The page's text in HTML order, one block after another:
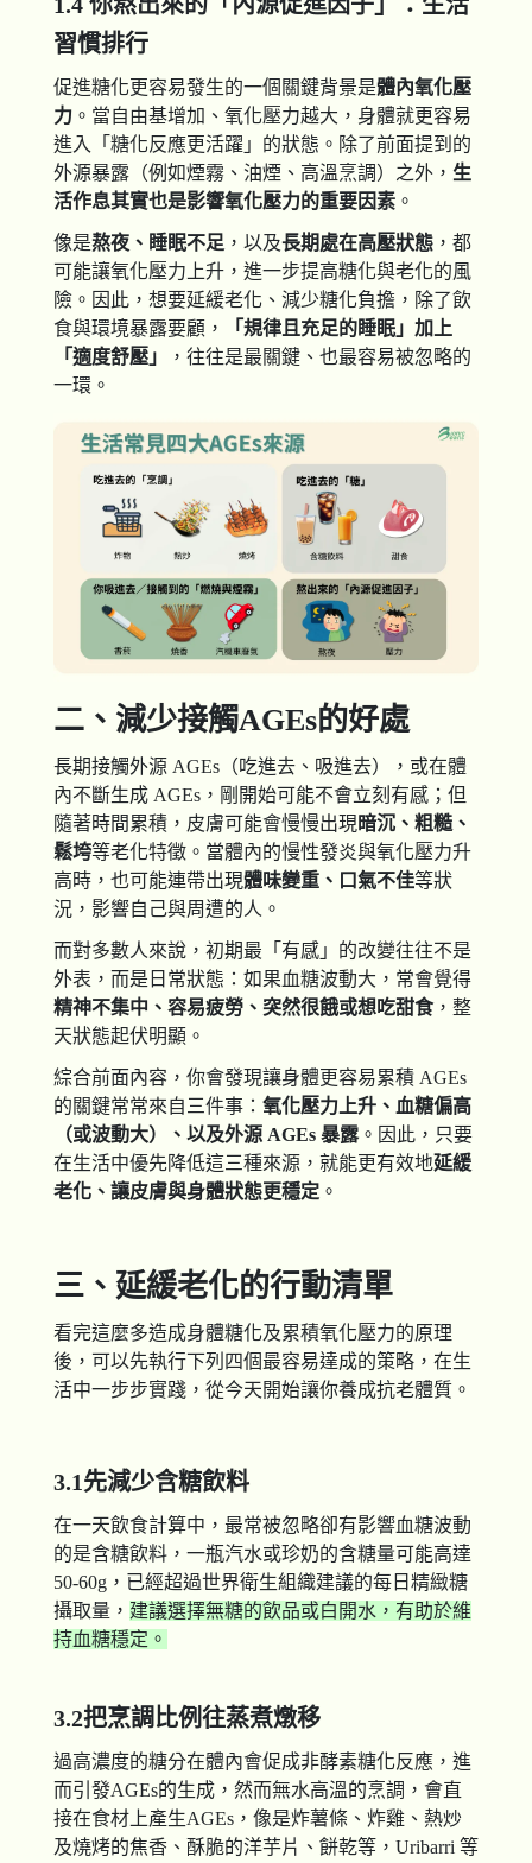
習慣排行
促進糖化更容易發生的一個關鍵背景是體內氧化壓
力 。當自由基增加、氧化壓力越大，身體就更容易
進入「糖化反應更活躍」的狀態。除了前面提到的
外源暴露（例如煙霧、油煙、高溫烹調）之外， 生
活作息其實也是影響氧化壓力的重要因素 。
像是熬夜、睡眠不足 ，以及長期處在高壓狀態 ，都
可能讓氧化壓力上升，進一步提高糖化與老化的風
險。因此，想要延緩老化、減少糖化負擔，除了飲
食與環境暴露要顧，
「規律且充足的睡眠」加上
「適度舒壓」
，往往是最關鍵、也最容易被忽略的
一環。
二、減少接觸AGEs的好處
長期接觸外源 AGEs（吃進去、吸進去），或在體
內不斷生成 AGEs，剛開始可能不會立刻有感；但
隨著時間累積，皮膚可能會慢慢出現 暗沉、粗糙、
鬆垮等老化特徵。當體內的慢性發炎與氧化壓力升
高時，也可能連帶出現體味變重、口氣不佳等狀
況，影響自己與周遭的人。
而對多數人來說，初期最「有感」的改變往往不是
外表，而是日常狀態：如果血糖波動大，常會覺得
精神不集中、容易疲勞、突然很餓或想吃甜食，整
天狀態起伏明顯。
綜合前面內容，你會發現讓身體更容易累積 AGEs
的關鍵常常來自三件事： 氧化壓力上升、血糖偏高
（或波動大）、以及外源 AGEs 暴露。因此，只要
在生活中優先降低這三種來源，就能更有效地延緩
老化、讓皮膚與身體狀態更穩定 。
三、延緩老化的行動清單
看完這麼多造成身體糖化及累積氧化壓力的原理
後，可以先執行下列四個最容易達成的策略，在生
活中一步步實踐，從今天開始讓你養成抗老體質。
3.1先減少含糖飲料
在一天飲食計算中，最常被忽略卻有影響血糖波動
的是含糖飲料，一瓶汽水或珍奶的含糖量可能高達
50-60g，已經超過世界衛生組織建議的每日精緻糖
攝取量， 建議選擇無糖的飲品或白開水，有助於維
持血糖穩定。
3.2把烹調比例往蒸煮燉移
過高濃度的糖分在體內會促成非酵素糖化反應，進
而引發AGEs的生成，然而無水高溫的烹調，會直
接在食材上產生AGEs，像是炸薯條、炸雞、熱炒
及燒烤的焦香、酥脆的洋芋片、餅乾等，Uribarri 等